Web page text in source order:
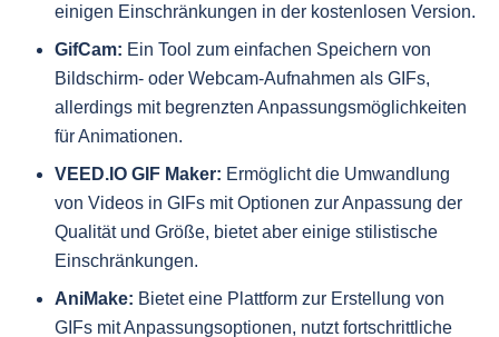
einigen Einschränkungen in der kostenlosen Version.
GifCam: Ein Tool zum einfachen Speichern von
Bildschirm- oder Webcam-Aufnahmen als GIFs,
allerdings mit begrenzten Anpassungsmöglichkeiten
für Animationen.
VEED.IO GIF Maker: Ermöglicht die Umwandlung
von Videos in GIFs mit Optionen zur Anpassung der
Qualität und Größe, bietet aber einige stilistische
Einschränkungen.
AniMake: Bietet eine Plattform zur Erstellung von
GIFs mit Anpassungsoptionen, nutzt fortschrittliche